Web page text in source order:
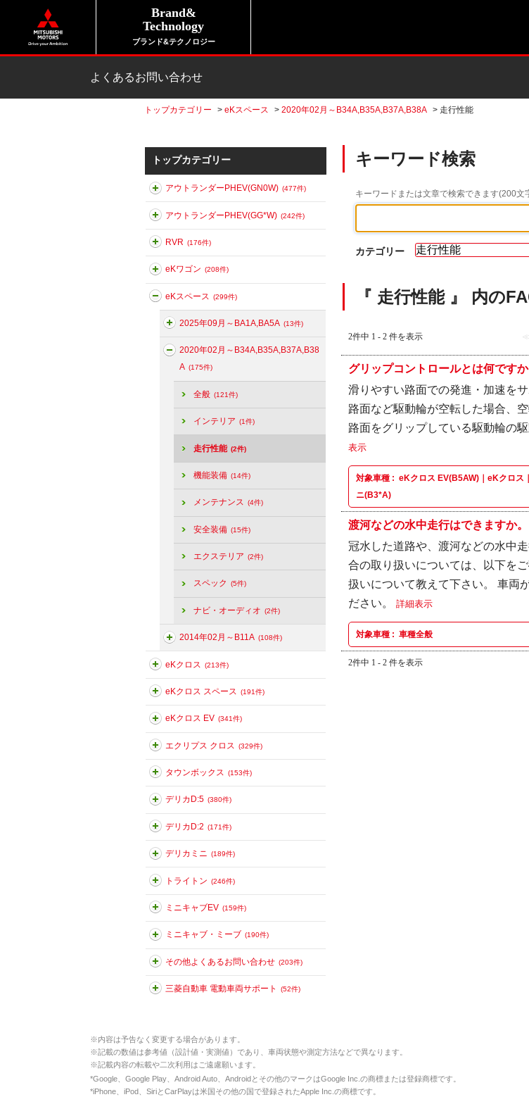
Brand&
Technology
ブランド&テクノロジー
よくあるお問い合わせ
トップカテゴリー > eKスペース > 2020年02月～B34A,B35A,B37A,B38A > 走行性能
トップカテゴリー
アウトランダーPHEV(GN0W) (477件)
アウトランダーPHEV(GG*W) (242件)
RVR (176件)
eKワゴン (208件)
eKスペース (299件)
2025年09月～BA1A,BA5A (13件)
2020年02月～B34A,B35A,B37A,B38
A (175件)
全般 (121件)
インテリア (1件)
走行性能 (2件)
機能装備 (14件)
メンテナンス (4件)
安全装備 (15件)
エクステリア (2件)
スペック (5件)
ナビ・オーディオ (2件)
2014年02月～B11A (108件)
eKクロス (213件)
eKクロス スペース (191件)
eKクロス EV (341件)
エクリプス クロス (329件)
タウンボックス (153件)
デリカD:5 (380件)
デリカD:2 (171件)
デリカミニ (189件)
トライトン (246件)
ミニキャブEV (159件)
ミニキャブ・ミーブ (190件)
その他よくあるお問い合わせ (203件)
三菱自動車 電動車両サポート (52件)
キーワード検索
キーワードまたは文章で検索できます(200文
カテゴリー
『 走行性能 』 内の
2件中 1 - 2 件を表示 ≪
グリップコントロールとは何です
滑りやすい路面での発進・加速を
路面など駆動輪が空転した場合、
路面をグリップしている駆動輪の
表示
対象車種 : eKクロス EV(B5AW)｜eKクロス
ニ(B3*A)
渡河などの水中走行はできますか。
冠水した道路や、渡河などの水中
合の取り扱いについては、以下を
扱いについて教えて下さい。 車両
ださい。 詳細表示
対象車種 : 車種全般
2件中 1 - 2 件を表示
※内容は予告なく変更する場合があります。
※記載の数値は参考値（設計値・実測値）であり、車両状態や測定方法などで異なります。
※記載内容の転載や二次利用はご遠慮願います。
*Google、Google Play、Android Auto、Androidとその他のマークはGoogle Inc.の商標または登録商標です。
*iPhone、iPod、SiriとCarPlayは米国その他の国で登録されたApple Inc.の商標です。